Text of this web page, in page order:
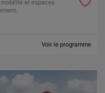
et espaces
Voir le programme